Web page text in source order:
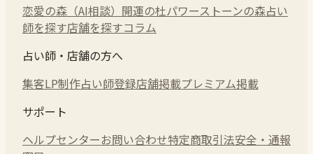
恋愛の森（AI相談） 開運の杜パワーストーンの森占い
師を探す店舗を探すコラム
占い師・店舗の方へ
集客LP制作占い師登録店舗掲載プレミアム掲載
サポート
ヘルプセンターお問い合わせ特定商取引法安全・通報